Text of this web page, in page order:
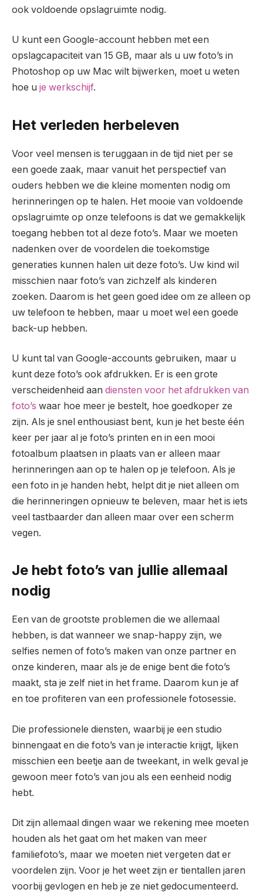
ook voldoende opslagruimte nodig.
U kunt een Google-account hebben met een
opslagcapaciteit van 15 GB, maar als u uw foto’s in
Photoshop op uw Mac wilt bijwerken, moet u weten
hoe u je werkschijf.
Het verleden herbeleven
Voor veel mensen is teruggaan in de tijd niet per se
een goede zaak, maar vanuit het perspectief van
ouders hebben we die kleine momenten nodig om
herinneringen op te halen. Het mooie van voldoende
opslagruimte op onze telefoons is dat we gemakkelijk
toegang hebben tot al deze foto’s. Maar we moeten
nadenken over de voordelen die toekomstige
generaties kunnen halen uit deze foto’s. Uw kind wil
misschien naar foto’s van zichzelf als kinderen
zoeken. Daarom is het geen goed idee om ze alleen op
uw telefoon te hebben, maar u moet wel een goede
back-up hebben.
U kunt tal van Google-accounts gebruiken, maar u
kunt deze foto’s ook afdrukken. Er is een grote
verscheidenheid aan diensten voor het afdrukken van
foto’s waar hoe meer je bestelt, hoe goedkoper ze
zijn. Als je snel enthousiast bent, kun je het beste één
keer per jaar al je foto’s printen en in een mooi
fotoalbum plaatsen in plaats van er alleen maar
herinneringen aan op te halen op je telefoon. Als je
een foto in je handen hebt, helpt dit je niet alleen om
die herinneringen opnieuw te beleven, maar het is iets
veel tastbaarder dan alleen maar over een scherm
vegen.
Je hebt foto’s van jullie allemaal
nodig
Een van de grootste problemen die we allemaal
hebben, is dat wanneer we snap-happy zijn, we
selfies nemen of foto’s maken van onze partner en
onze kinderen, maar als je de enige bent die foto’s
maakt, sta je zelf niet in het frame. Daarom kun je af
en toe profiteren van een professionele fotosessie.
Die professionele diensten, waarbij je een studio
binnengaat en die foto’s van je interactie krijgt, lijken
misschien een beetje aan de tweekant, in welk geval je
gewoon meer foto’s van jou als een eenheid nodig
hebt.
Dit zijn allemaal dingen waar we rekening mee moeten
houden als het gaat om het maken van meer
familiefoto’s, maar we moeten niet vergeten dat er
voordelen zijn. Voor je het weet zijn er tientallen jaren
voorbij gevlogen en heb je ze niet gedocumenteerd.